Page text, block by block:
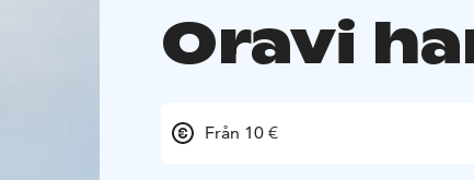
Oravi
Från 10 €